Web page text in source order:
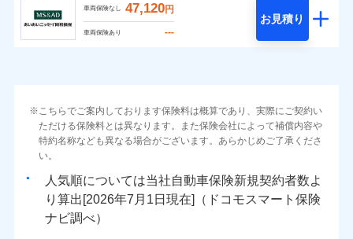
車両保険なし 47,120円
車両保険あり ---
お見積り
こちらでご案内しております保険料は概算であり、実際にご契約い
ただける保険料とは異なります。また保険会社によって補償内容や
特約名称なども異なる場合がございます。あらかじめご了承くださ
い。
人気順については当社
新規契約者数よ
り算出[
年 月
日現在]（ドコモスマート保険
ナビ調べ）